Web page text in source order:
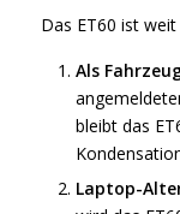
Das ET60 ist
Als
bleibt das
Laptop-